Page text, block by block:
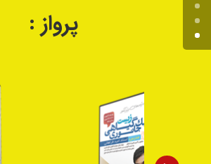
پرواز :